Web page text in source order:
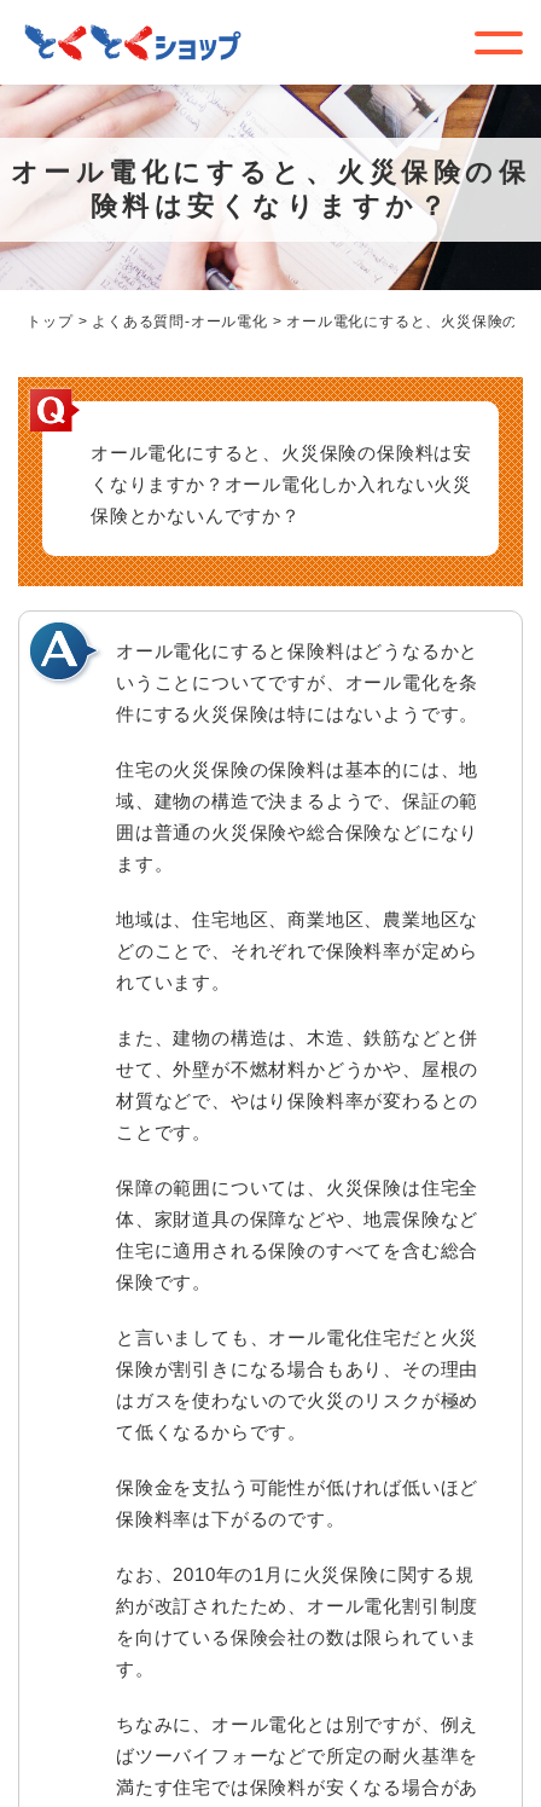
オール電化にすると、火災保険の保
険料は安くなりますか？
トップ> よくある質問-オール電化 > オール電化にすると、火災保険の保
オール電化にすると、火災保険の保険料は安
くなりますか？オール電化しか入れない火災
保険とかないんですか？
オール電化にすると保険料はどうなるかと
いうことについてですが、オール電化を条
件にする火災保険は特にはないようです。
住宅の火災保険の保険料は基本的には、地
域、建物の構造で決まるようで、保証の範
囲は普通の火災保険や総合保険などになり
ます。
地域は、住宅地区、商業地区、農業地区な
どのことで、それぞれで保険料率が定めら
れています。
また、建物の構造は、木造、鉄筋などと併
せて、外壁が不燃材料かどうかや、屋根の
材質などで、やはり保険料率が変わるとの
ことです。
保障の範囲については、火災保険は住宅全
体、家財道具の保障などや、地震保険など
住宅に適用される保険のすべてを含む総合
保険です。
と言いましても、オール電化住宅だと火災
保険が割引きになる場合もあり、その理由
はガスを使わないので火災のリスクが極め
て低くなるからです。
保険金を支払う可能性が低ければ低いほど
保険料率は下がるのです。
なお、2010年の1月に火災保険に関する規
約が改訂されたため、オール電化割引制度
を向けている保険会社の数は限られていま
す。
ちなみに、オール電化とは別ですが、例え
ばツーバイフォーなどで所定の耐火基準を
満たす住宅では保険料が安くなる場合があ